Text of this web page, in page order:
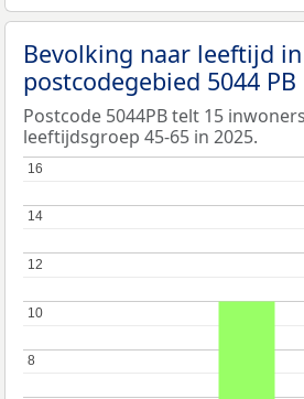
Bevolking naar leeftijd
postcodegebied 5044 PB
Postcode 5044PB telt 15
leeftijdsgroep 45-65 in 2025.
8
8
10
10
12
12
14
14
16
16